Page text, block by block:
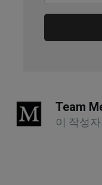
BMJ. 2020
Int J Team
이 작성자